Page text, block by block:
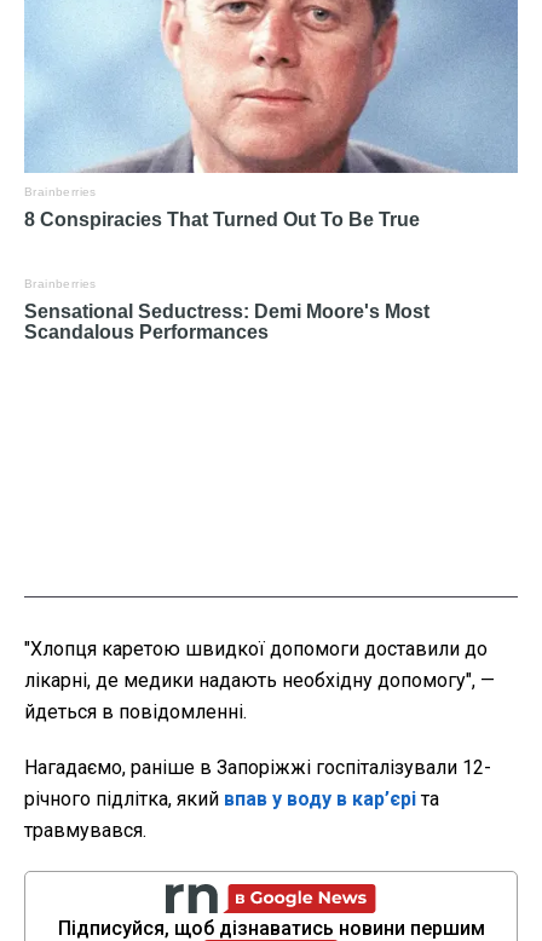
"Хлопця каретою швидкої допомоги доставили до
лікарні, де медики надають необхідну допомогу", —
йдеться в повідомленні.
Нагадаємо, раніше в Запоріжжі госпіталізували 12-
річного підлітка, який впав у воду в кар’єріта
травмувався.
Підписуйся, щоб дізнаватись новини першим